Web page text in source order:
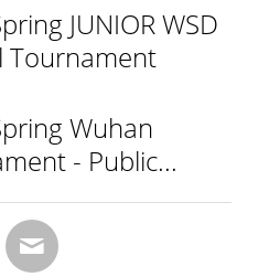
JUNIOR WSD
Tournament
Wuhan
- Public...